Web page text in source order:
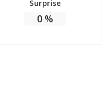
Surprise
0%